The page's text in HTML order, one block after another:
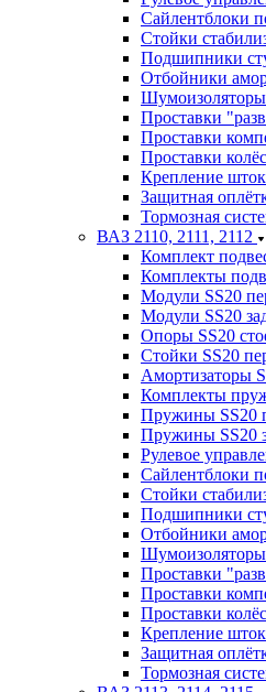
Сайлентблоки
Стойки
Подшипники
Отбойники
Шумоизоляторы
Проставки
Проставки
Проставки
Крепление
Защитная
Тормозная
ВАЗ 2110, 2111, 2112
Комплект
Комплекты
Модули SS20
Модули SS20
Опоры SS20
Стойки SS20
Амортизаторы
Комплекты
Пружины SS20
Пружины SS20
Рулевое
Сайлентблоки
Стойки
Подшипники
Отбойники
Шумоизоляторы
Проставки
Проставки
Проставки
Крепление
Защитная
Тормозная